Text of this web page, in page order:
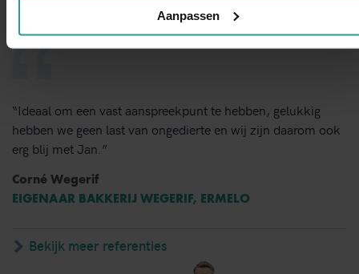
Aanpassen
“Ideaal om een vast aanspreekpunt te hebben, gelukkig
hebben we geen last van ongedierte en wij zijn daarom ook
erg blij met Jan.”
Corné Wegerif
EIGENAAR BAKKERIJ WEGERIF, ERMELO
Bekijk meer referenties